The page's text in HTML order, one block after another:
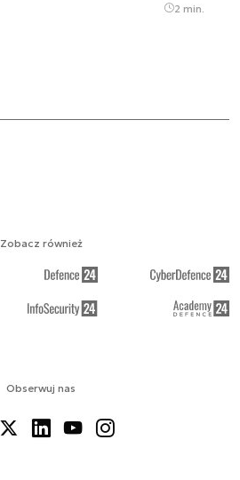
2 min.
Obserwuj nas
Zobacz również